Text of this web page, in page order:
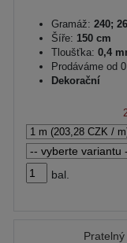
Gramáž: 240;
Šíře: 150 cm
Tloušťka: 0,4
Prodáváme od
Dekorační
bal.